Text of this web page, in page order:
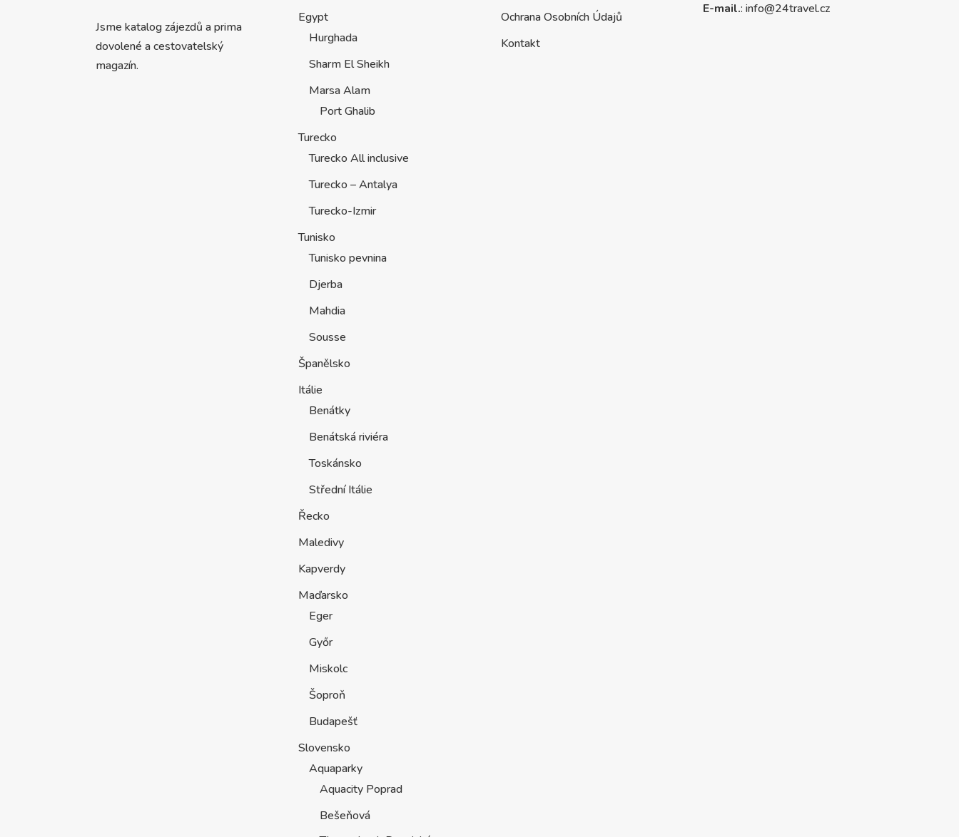
Jsme katalog zájezdů a prima
dovolené a cestovatelský
magazín.
Egypt
Hurghada
Sharm El Sheikh
Marsa Alam
Port Ghalib
Turecko
Turecko All inclusive
Turecko – Antalya
Turecko-Izmir
Tunisko
Tunisko pevnina
Djerba
Mahdia
Sousse
Španělsko
Itálie
Benátky
Benátská riviéra
Toskánsko
Střední Itálie
Řecko
Maledivy
Kapverdy
Maďarsko
Eger
Győr
Miskolc
Šoproň
Budapešť
Slovensko
Aquaparky
Aquacity Poprad
Bešeňová
Ochrana Osobních Údajů
Kontakt
E-mail.:info@24travel.cz